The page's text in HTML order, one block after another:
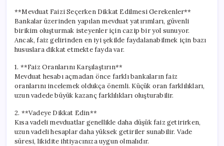
**Mevduat Faizi Seçerken Dikkat Edilmesi Gerekenler**
Bankalar üzerinden yapılan mevduat yatırımları, güvenli
birikim oluşturmak isteyenler için cazip bir yol sunuyor.
Ancak, faiz gelirinden en iyi şekilde faydalanabilmek için bazı
hususlara dikkat etmekte fayda var.
1. **Faiz Oranlarını Karşılaştırın**
Mevduat hesabı açmadan önce farklı bankaların faiz
oranlarını incelemek oldukça önemli. Küçük oran farklılıkları,
uzun vadede büyük kazanç farklılıkları oluşturabilir.
2. **Vadeye Dikkat Edin**
Kısa vadeli mevduatlar genellikle daha düşük faiz getirirken,
uzun vadeli hesaplar daha yüksek getiriler sunabilir. Vade
süresi, likidite ihtiyacınıza uygun olmalıdır.